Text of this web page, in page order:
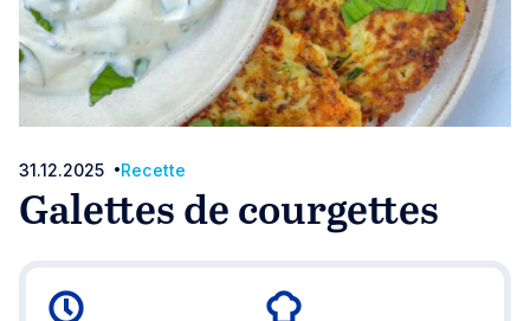
Galettes de courgettes
31.12.2025 Recette